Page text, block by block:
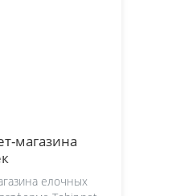
магазина
елочных